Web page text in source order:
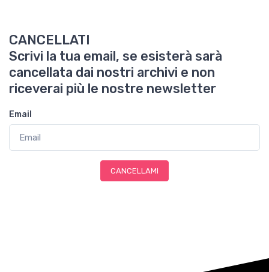
CANCELLATI
Scrivi la tua email, se esisterà sarà
cancellata dai nostri archivi e non
riceverai più le nostre newsletter
Email
CANCELLAMI